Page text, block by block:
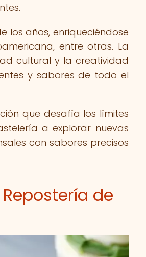
los años, enriqueciéndose
entre otras. La
cultural y la creatividad
y sabores de todo el
que desafía los límites
a explorar nuevas
con sabores precisos
de